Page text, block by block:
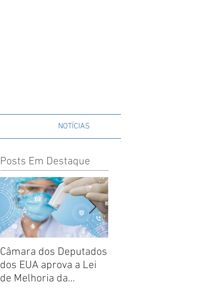
NOTÍCIAS
Posts Em Destaque
Câmara dos Deputados
dos EUA aprova a Lei
de Melhoria da